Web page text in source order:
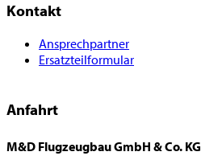
Kontakt
Ansprechpartner
Ersatzteilformular
Anfahrt
M&D Flugzeugbau GmbH & Co. KG